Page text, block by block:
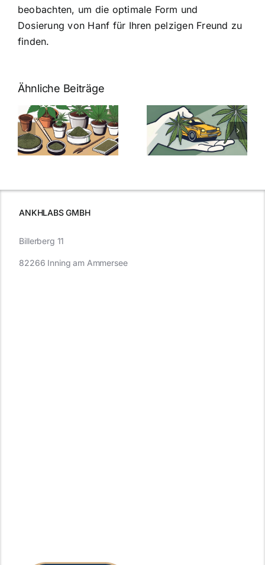
beobachten, um die optimale Form und
Dosierung von Hanf für Ihren pelzigen Freund zu
finden.
Ähnliche Beiträge
Neue THC-
Grenzwert-
Regelung:
Was Sie über
Cannabis und
müssen
Cannabis
Samen
kaufen: Alles
was Sie
ANKHLABS GMBH
Billerberg 11
82266 Inning am Ammersee